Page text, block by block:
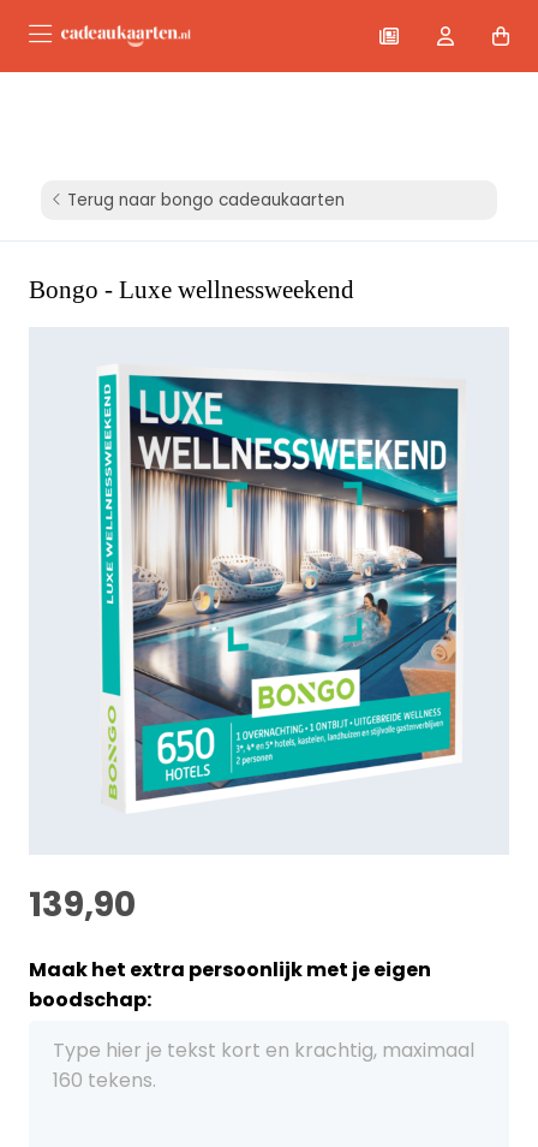
Terug naar bongo cadeaukaarten
Bongo - Luxe wellnessweekend
139,90
Maak het extra persoonlijk met je eigen
boodschap: